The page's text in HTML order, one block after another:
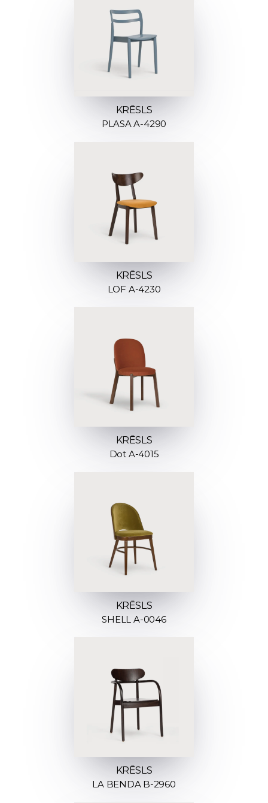
KRĒSLS
PLASA A-4290
KRĒSLS
LOF A-4230
KRĒSLS
Dot A-4015
KRĒSLS
SHELL A-0046
KRĒSLS
LA BENDA B-2960